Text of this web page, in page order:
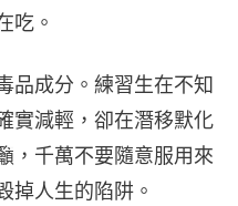
吃。
品成分。練習生在不知
實減輕，卻在潛移默化
，千萬不要隨意服用來
掉人生的陷阱。